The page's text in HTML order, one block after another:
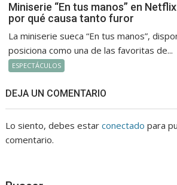
Miniserie “En tus manos” en
por qué causa tanto furor
La miniserie sueca “En tus manos”,
posiciona como una de las favoritas de...
ESPECTÁCULOS
DEJA UN COMENTARIO
Lo siento, debes estarconectado para
comentario.